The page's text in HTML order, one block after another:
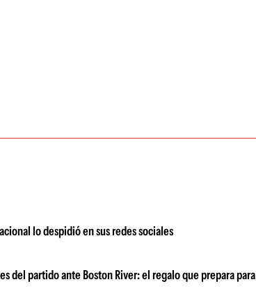
lo despidió en sus redes sociales
del partido ante Boston River: el regalo que prepara para